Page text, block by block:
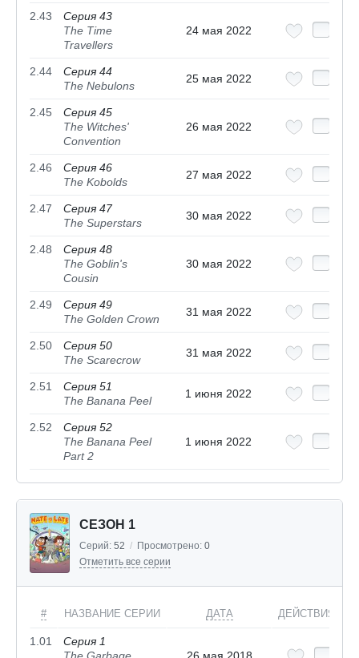
2.43
Серия 43
The Time
Travellers
24 мая 2022
2.44
Серия 44
The Nebulons
25 мая 2022
2.45
Серия 45
The Witches'
Convention
26 мая 2022
2.46
Серия 46
The Kobolds
27 мая 2022
2.47
Серия 47
The Superstars
30 мая 2022
2.48
Серия 48
The Goblin's
Cousin
30 мая 2022
2.49
Серия 49
The Golden Crown
31 мая 2022
2.50
Серия 50
The Scarecrow
31 мая 2022
2.51
Серия 51
The Banana Peel
1 июня 2022
2.52
Серия 52
The Banana Peel
Part 2
1 июня 2022
СЕЗОН 1
Серий: 52 / Просмотрено: 0
Отметить все серии
# НАЗВАНИЕ СЕРИИ ДАТА ДЕЙСТВИЯ
1.01
Серия 1